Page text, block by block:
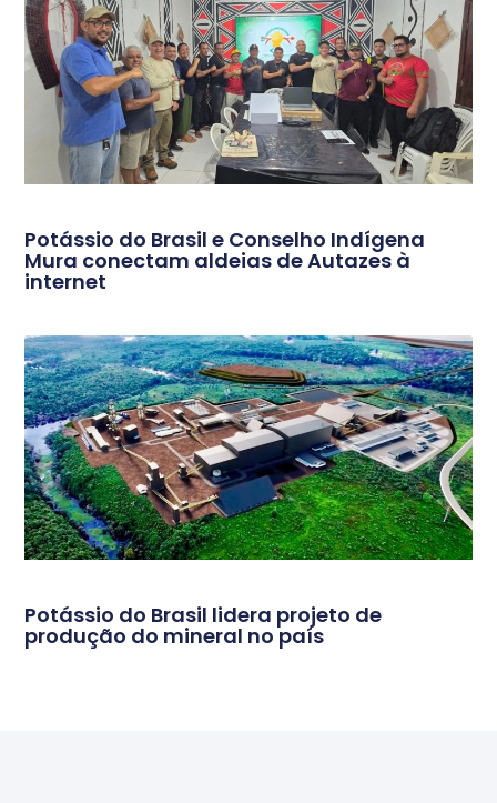
Potássio do Brasil e Conselho Indígena
Mura conectam aldeias de Autazes à
internet
Potássio do Brasil lidera projeto de
produção do mineral no país